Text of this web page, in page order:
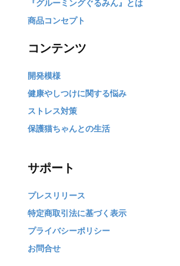
『グルーミングぐるみん』とは
商品コンセプト
コンテンツ
開発模様
健康やしつけに関する悩み
ストレス対策
保護猫ちゃんとの生活
サポート
プレスリリース
特定商取引法に基づく表示
プライバシーポリシー
お問合せ